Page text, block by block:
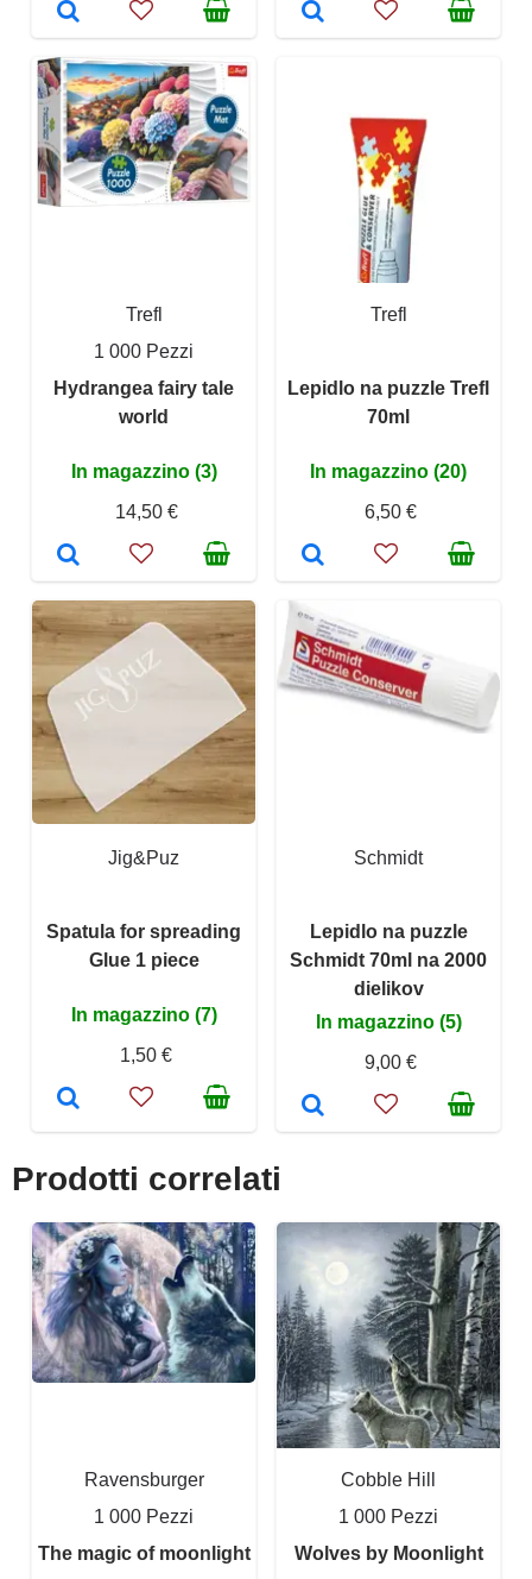
Trefl
1 000 Pezzi
Hydrangea fairy tale
world
In magazzino (3)
14,50 €
Trefl
Lepidlo na puzzle Trefl
70ml
In magazzino (20)
6,50 €
Jig&Puz
Spatula for spreading
Glue 1 piece
In magazzino (7)
1,50 €
Schmidt
Lepidlo na puzzle
Schmidt 70ml na 2000
dielikov
In magazzino (5)
9,00 €
Prodotti correlati
Ravensburger
1 000 Pezzi
The magic of moonlight
Cobble Hill
1 000 Pezzi
Wolves by Moonlight